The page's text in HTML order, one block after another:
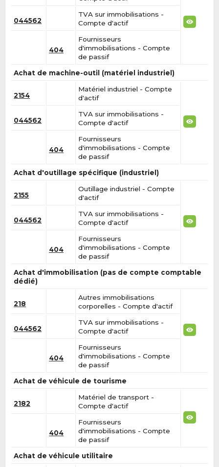
044562
TVA sur immobilisations -
Compte d'actif
404
Fournisseurs
d'immobilisations - Compte
de passif
Achat de machine-outil (matériel industriel)
2154
Matériel industriel - Compte
d'actif
044562
TVA sur immobilisations -
Compte d'actif
404
Fournisseurs
d'immobilisations - Compte
de passif
Achat d'outillage spécifique (industriel)
2155
Outillage industriel - Compte
d'actif
044562
TVA sur immobilisations -
Compte d'actif
404
Fournisseurs
d'immobilisations - Compte
de passif
Achat d'immobilisation (pas de compte comptable
dédié)
218
Autres immobilisations
corporelles - Compte d'actif
044562
TVA sur immobilisations -
Compte d'actif
404
Fournisseurs
d'immobilisations - Compte
de passif
Achat de véhicule de tourisme
2182
Matériel de transport -
Compte d'actif
404
Fournisseurs
d'immobilisations - Compte
de passif
Achat de véhicule utilitaire